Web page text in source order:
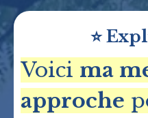
⭐️
Voici ma
approche